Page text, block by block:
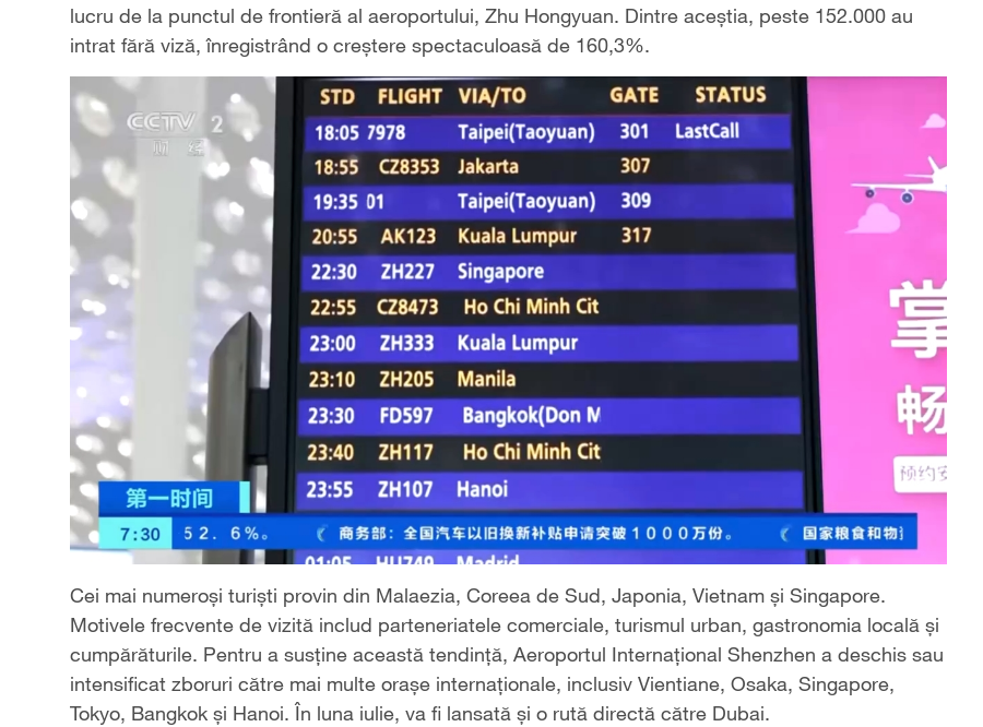
lucru de la punctul de frontieră al aeroportului, Zhu Hongyuan. Dintre aceștia, peste 152.000 au
intrat fără viză, înregistrând o creștere spectaculoasă de 160,3%.
Cei mai numeroși turiști provin din Malaezia, Coreea de Sud, Japonia, Vietnam și Singapore.
Motivele frecvente de vizită includ parteneriatele comerciale, turismul urban, gastronomia locală și
cumpărăturile. Pentru a susține această tendință, Aeroportul Internațional Shenzhen a deschis sau
intensificat zboruri către mai multe orașe internaționale, inclusiv Vientiane, Osaka, Singapore,
Tokyo, Bangkok și Hanoi. În luna iulie, va fi lansată și o rută directă către Dubai.